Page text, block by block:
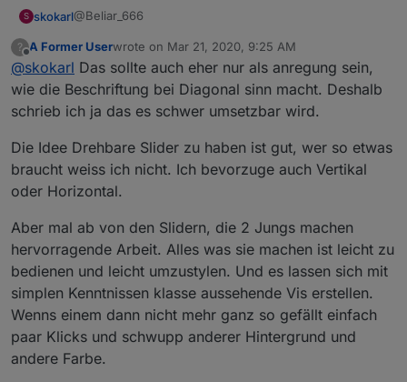
S skokarl@Beliar_666
quäle doch die Jungs nicht so.....
Wer will so einen Slider haben ??
Bitte melden
?
Offline
A Former Userwrote on Mar 21, 2020, 9:25 AM
last edited by
@skokarl Das sollte auch eher nur als anregung sein,
wie die Beschriftung bei Diagonal sinn macht. Deshalb
schrieb ich ja das es schwer umsetzbar wird.
Die Idee Drehbare Slider zu haben ist gut, wer so etwas
braucht weiss ich nicht. Ich bevorzuge auch Vertikal
oder Horizontal.
Aber mal ab von den Slidern, die 2 Jungs machen
hervorragende Arbeit. Alles was sie machen ist leicht zu
bedienen und leicht umzustylen. Und es lassen sich mit
simplen Kenntnissen klasse aussehende Vis erstellen.
Wenns einem dann nicht mehr ganz so gefällt einfach
paar Klicks und schwupp anderer Hintergrund und
andere Farbe.